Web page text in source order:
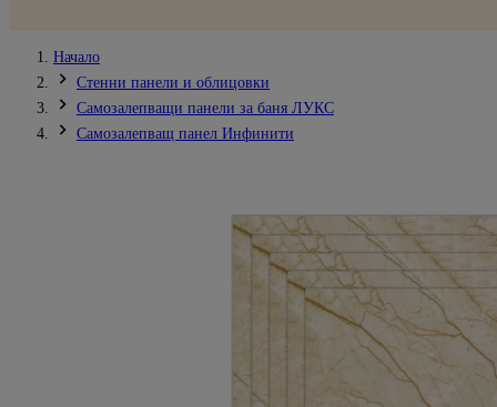
Начало
Стенни панели и облицовки
Самозалепващи панели за баня ЛУКС
Самозалепващ панел Инфинити